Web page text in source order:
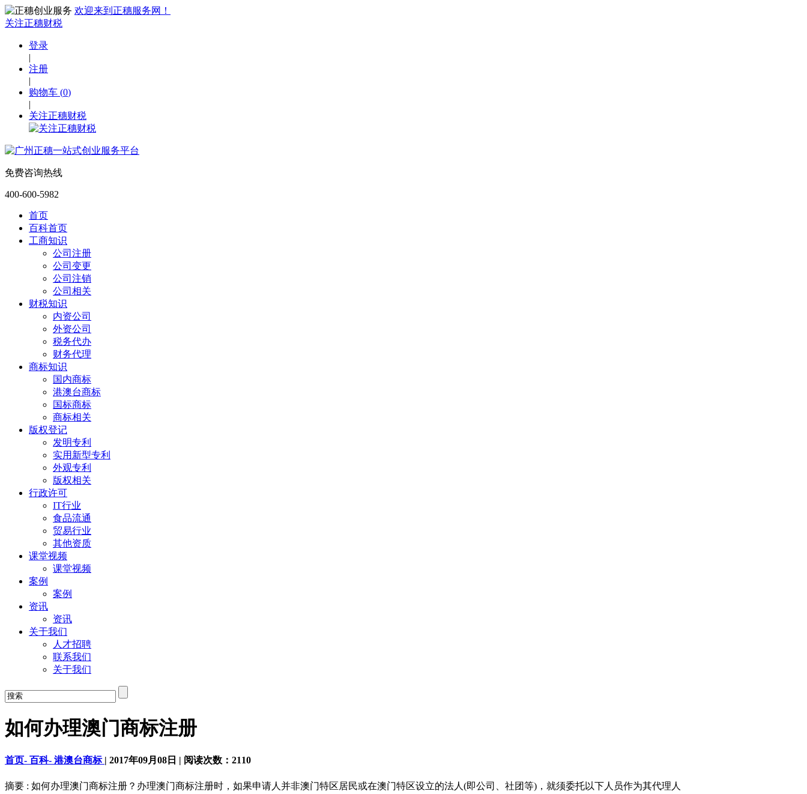
欢迎来到正穗服务网！
关注正穗财税
登录
|
注册
|
购物车 (0)
|
关注正穗财税
免费咨询热线
400-600-5982
首页
百科首页
工商知识
公司注册
公司变更
公司注销
公司相关
财税知识
内资公司
外资公司
税务代办
财务代理
商标知识
国内商标
港澳台商标
国标商标
商标相关
版权登记
发明专利
实用新型专利
外观专利
版权相关
行政许可
IT行业
食品流通
贸易行业
其他资质
课堂视频
课堂视频
案例
案例
资讯
资讯
关于我们
人才招聘
联系我们
关于我们
如何办理澳门商标注册
首页- 百科- 港澳台商标 | 2017年09月08日 | 阅读次数： 2110
摘要 : 如何办理澳门商标注册？办理澳门商标注册时，如果申请人并非澳门特区居民或在澳门特区设立的法人(即公司、社团等)，就须委托以下人员作为其代理人